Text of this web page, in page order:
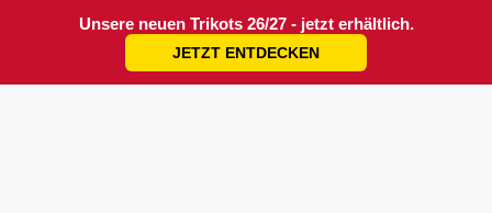
Unsere neuen Trikots 26/27 - jetzt erhältlich.
JETZT ENTDECKEN